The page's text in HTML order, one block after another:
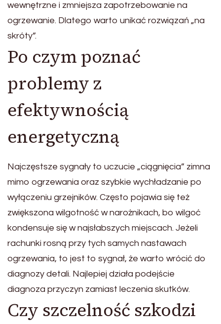
wewnętrzne i zmniejsza zapotrzebowanie na
ogrzewanie. Dlatego warto unikać rozwiązań „na
skróty”.
Po czym poznać
problemy z
efektywnością
energetyczną
Najczęstsze sygnały to uczucie „ciągnięcia” zimna
mimo ogrzewania oraz szybkie wychładzanie po
wyłączeniu grzejników. Często pojawia się też
zwiększona wilgotność w narożnikach, bo wilgoć
kondensuje się w najsłabszych miejscach. Jeżeli
rachunki rosną przy tych samych nastawach
ogrzewania, to jest to sygnał, że warto wrócić do
diagnozy detali. Najlepiej działa podejście
diagnoza przyczyn zamiast leczenia skutków.
Czy szczelność szkodzi